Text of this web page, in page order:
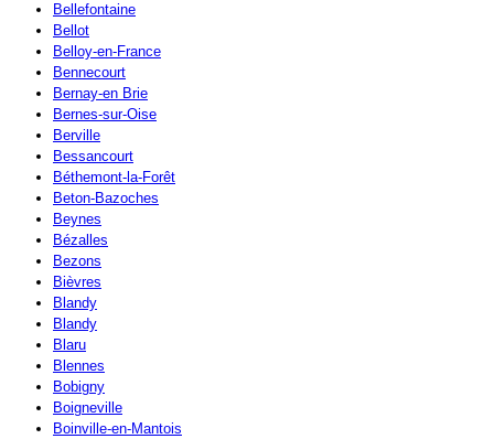
Bellefontaine
Bellot
Belloy-en-France
Bennecourt
Bernay-en Brie
Bernes-sur-Oise
Berville
Bessancourt
Béthemont-la-Forêt
Beton-Bazoches
Beynes
Bézalles
Bezons
Bièvres
Blandy
Blandy
Blaru
Blennes
Bobigny
Boigneville
Boinville-en-Mantois